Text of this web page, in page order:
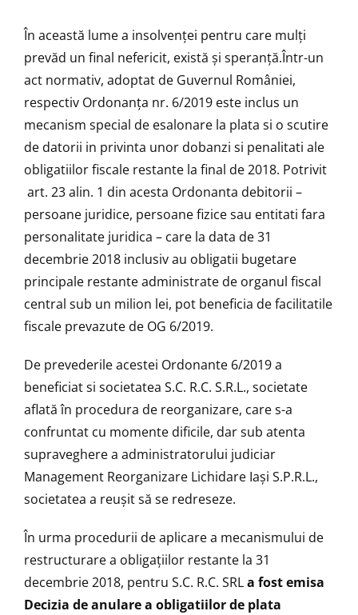
În această lume a insolvenței pentru care mulți
prevăd un final nefericit, există și speranță.Într-un
act normativ, adoptat de Guvernul României,
respectiv Ordonanța nr. 6/2019 este inclus un
mecanism special de esalonare la plata si o scutire
de datorii in privinta unor dobanzi si penalitati ale
obligatiilor fiscale restante la final de 2018. Potrivit
art. 23 alin. 1 din acesta Ordonanta debitorii –
persoane juridice, persoane fizice sau entitati fara
personalitate juridica – care la data de 31
decembrie 2018 inclusiv au obligatii bugetare
principale restante administrate de organul fiscal
central sub un milion lei, pot beneficia de facilitatile
fiscale prevazute de OG 6/2019.
De prevederile acestei Ordonante 6/2019 a
beneficiat si societatea S.C. R.C. S.R.L., societate
aflată în procedura de reorganizare, care s-a
confruntat cu momente dificile, dar sub atenta
supraveghere a administratorului judiciar
Management Reorganizare Lichidare Iași S.P.R.L.,
societatea a reușit să se redreseze.
În urma procedurii de aplicare a mecanismului de
restructurare a obligațiilor restante la 31
decembrie 2018, pentru S.C. R.C. SRLa fost emisa
Decizia de anulare a obligatiilor de plata